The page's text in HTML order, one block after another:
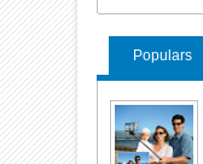
Populars